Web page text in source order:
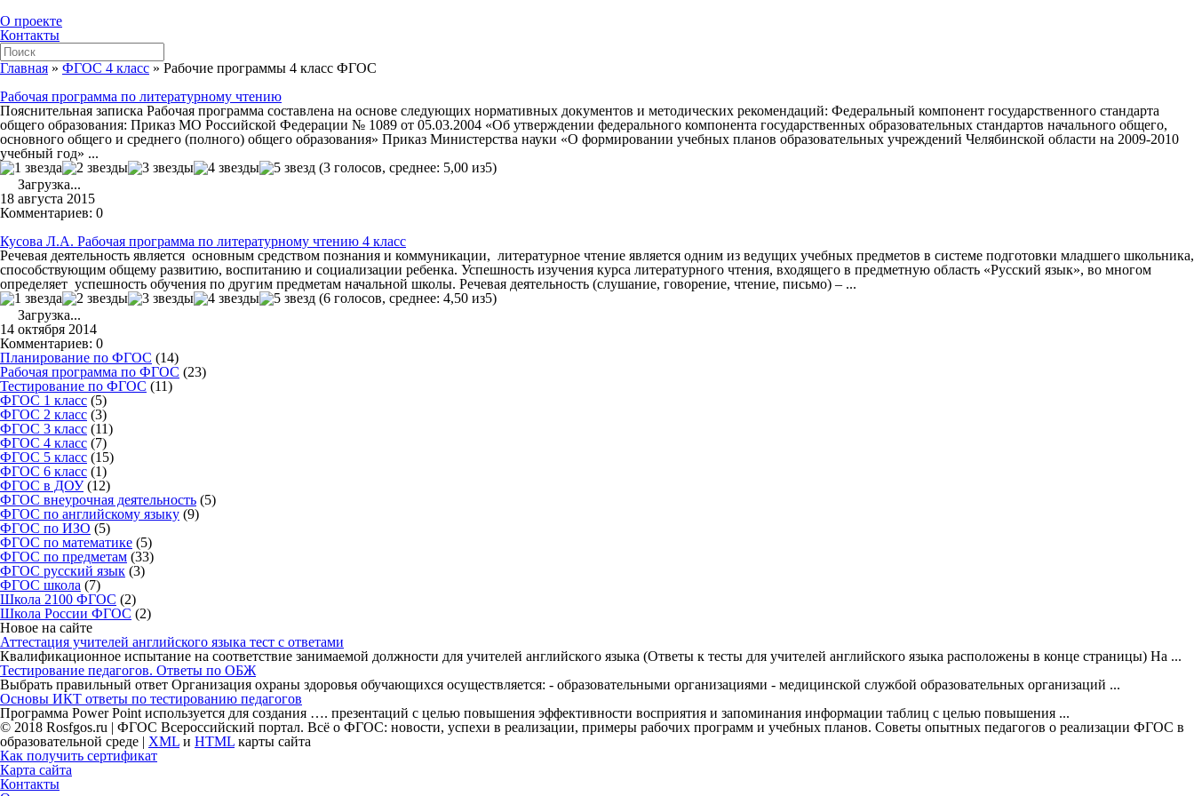
О проекте
Контакты
Главная » ФГОС 4 класс » Рабочие программы 4 класс ФГОС
Рабочая программа по литературному чтению
Пояснительная записка Рабочая программа составлена на основе следующих нормативных документов и методических рекомендаций: Федеральный компонент государственного стандарта
общего образования: Приказ МО Российской Федерации № 1089 от 05.03.2004 «Об утверждении федерального компонента государственных образовательных стандартов начального общего,
основного общего и среднего (полного) общего образования» Приказ Министерства науки «О формировании учебных планов образовательных учреждений Челябинской области на 2009-2010
учебный год» ...
(3 голосов, среднее: 5,00 из5)
Загрузка...
18 августа 2015
Комментариев: 0
Кусова Л.А. Рабочая программа по литературному чтению 4 класс
Речевая деятельность является основным средством познания и коммуникации, литературное чтение является одним из ведущих учебных предметов в системе подготовки младшего школьника,
способствующим общему развитию, воспитанию и социализации ребенка. Успешность изучения курса литературного чтения, входящего в предметную область «Русский язык», во многом
определяет успешность обучения по другим предметам начальной школы. Речевая деятельность (слушание, говорение, чтение, письмо) – ...
(6 голосов, среднее: 4,50 из5)
Загрузка...
14 октября 2014
Комментариев: 0
Планирование по ФГОС (14)
Рабочая программа по ФГОС (23)
Тестирование по ФГОС (11)
ФГОС 1 класс (5)
ФГОС 2 класс (3)
ФГОС 3 класс (11)
ФГОС 4 класс (7)
ФГОС 5 класс (15)
ФГОС 6 класс (1)
ФГОС в ДОУ(12)
ФГОС внеурочная деятельность (5)
ФГОС по английскому языку (9)
ФГОС по ИЗО (5)
ФГОС по математике (5)
ФГОС по предметам (33)
ФГОС русский язык (3)
ФГОС школа (7)
Школа 2100 ФГОС (2)
Школа России ФГОС (2)
Новое на сайте
Аттестация учителей английского языка тест с ответами
Квалификационное испытание на соответствие занимаемой должности для учителей английского языка (Ответы к тесты для учителей английского языка расположены в конце страницы) На ...
Тестирование педагогов. Ответы по ОБЖ
Выбрать правильный ответ Организация охраны здоровья обучающихся осуществляется: - образовательными организациями - медицинской службой образовательных организаций ...
Основы ИКТ ответы по тестированию педагогов
Программа Power Point используется для создания …. презентаций с целью повышения эффективности восприятия и запоминания информации таблиц с целью повышения ...
© 2018 Rosfgos.ru | ФГОС Всероссийский портал. Всё о ФГОС: новости, успехи в реализации, примеры рабочих программ и учебных планов. Советы опытных педагогов о реализации ФГОС в
образовательной среде | XML и HTML карты сайта
Как получить сертификат
Карта сайта
Контакты